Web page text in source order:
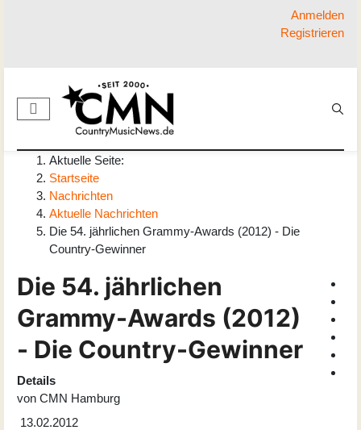
Anmelden
Registrieren
Aktuelle Seite:
Startseite
Nachrichten
Aktuelle Nachrichten
Die 54. jährlichen Grammy-Awards (2012) - Die
Country-Gewinner
Die 54. jährlichen
Grammy-Awards (2012)
- Die Country-Gewinner
Details
von CMN Hamburg
13.02.2012